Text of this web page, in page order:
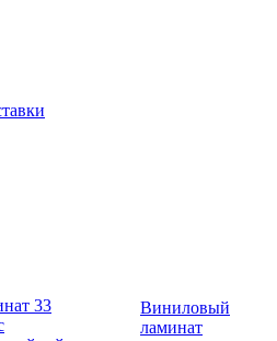
33
Виниловый
ламинат